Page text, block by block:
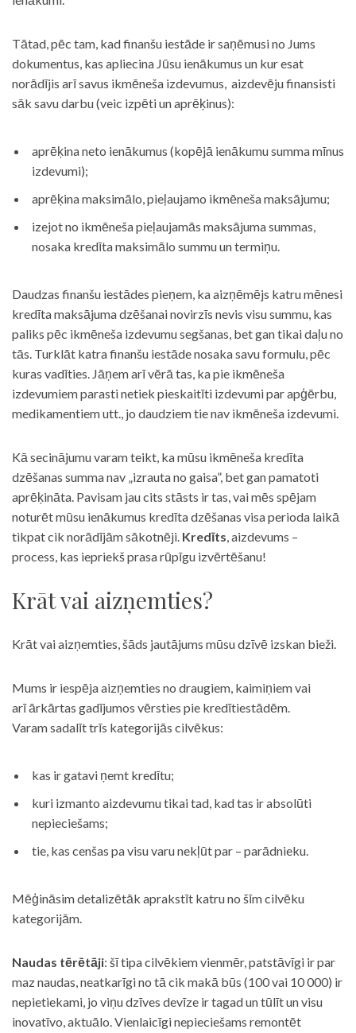
Tātad, pēc tam, kad finanšu iestāde ir saņēmusi no Jums
dokumentus, kas apliecina Jūsu ienākumus un kur esat
norādījis arī savus ikmēneša izdevumus, aizdevēju finansisti
sāk savu darbu (veic izpēti un aprēķinus):
aprēķina neto ienākumus (kopējā ienākumu summa mīnus
izdevumi);
aprēķina maksimālo, pieļaujamo ikmēneša maksājumu;
izejot no ikmēneša pieļaujamās maksājuma summas,
nosaka kredīta maksimālo summu un termiņu.
Daudzas finanšu iestādes pieņem, ka aizņēmējs katru mēnesi
kredīta maksājuma dzēšanai novirzīs nevis visu summu, kas
paliks pēc ikmēneša izdevumu segšanas, bet gan tikai daļu no
tās. Turklāt katra finanšu iestāde nosaka savu formulu, pēc
kuras vadīties. Jāņem arī vērā tas, ka pie ikmēneša
izdevumiem parasti netiek pieskaitīti izdevumi par apģērbu,
medikamentiem utt., jo daudziem tie nav ikmēneša izdevumi.
Kā secinājumu varam teikt, ka mūsu ikmēneša kredīta
dzēšanas summa nav „izrauta no gaisa”, bet gan pamatoti
aprēķināta. Pavisam jau cits stāsts ir tas, vai mēs spējam
noturēt mūsu ienākumus kredīta dzēšanas visa perioda laikā
tikpat cik norādījām sākotnēji. Kredīts, aizdevums –
process, kas iepriekš prasa rūpīgu izvērtēšanu!
Krāt vai aizņemties?
Krāt vai aizņemties, šāds jautājums mūsu dzīvē izskan bieži.
Mums ir iespēja aizņemties no draugiem, kaimiņiem vai
arī ārkārtas gadījumos vērsties pie kredītiestādēm.
Varam sadalīt trīs kategorijās cilvēkus:
kas ir gatavi ņemt kredītu;
kuri izmanto aizdevumu tikai tad, kad tas ir absolūti
nepieciešams;
tie, kas cenšas pa visu varu nekļūt par – parādnieku.
Mēģināsim detalizētāk aprakstīt katru no šīm cilvēku
kategorijām.
Naudas tērētāji: šī tipa cilvēkiem vienmēr, patstāvīgi ir par
maz naudas, neatkarīgi no tā cik makā būs (100 vai 10 000) ir
nepietiekami, jo viņu dzīves devīze ir tagad un tūlīt un visu
inovatīvo, aktuālo. Vienlaicīgi nepieciešams remontēt